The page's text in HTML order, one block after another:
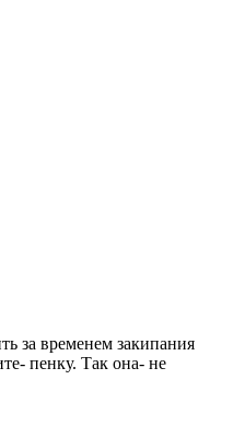
за временем закипания
пенку. Так она- не